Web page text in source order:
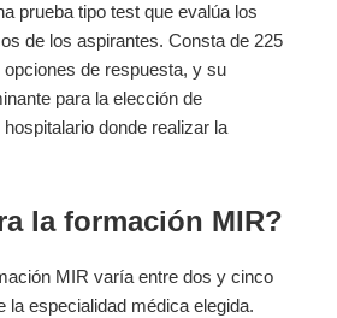
prueba ⁤tipo test ⁢que evalúa los
de los‍ aspirantes. Consta de 225
de respuesta, y⁤ su⁢
para la elección de
donde realizar la
la formación MIR?
MIR varía entre dos y cinco
la especialidad médica elegida.